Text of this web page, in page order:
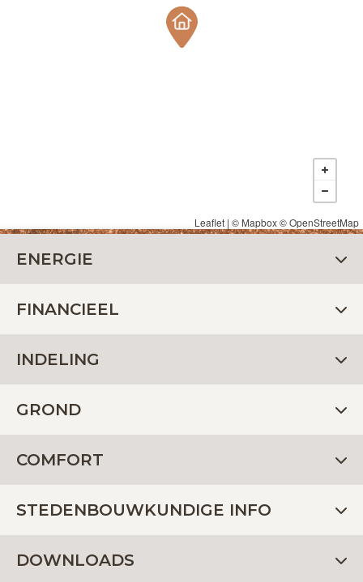
Leaflet | © Mapbox©OpenStreetMap
ENERGIE
FINANCIEEL
INDELING
GROND
COMFORT
STEDENBOUWKUNDIGE INFO
DOWNLOADS